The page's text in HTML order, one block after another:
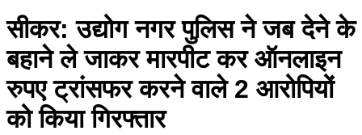
सीकर: उद्योग नगर पुलिस ने जब देने के
बहाने ले जाकर मारपीट कर ऑनलाइन
रुपए ट्रांसफर करने वाले 2 आरोपियों
को किया गिरफ्तार